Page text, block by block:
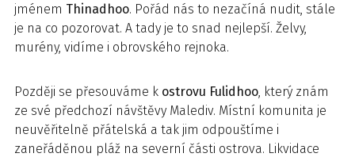
jménem Thinadhoo. Pořád nás to nezačíná nudit, stále
je na co pozorovat. A tady je to snad nejlepší. Želvy,
murény, vidíme i obrovského rejnoka.
Později se přesouváme k ostrovu Fulidhoo, který znám
ze své předchozí návštěvy Malediv. Místní komunita je
neuvěřitelně přátelská a tak jim odpouštíme i
zaneřáděnou pláž na severní části ostrova. Likvidace